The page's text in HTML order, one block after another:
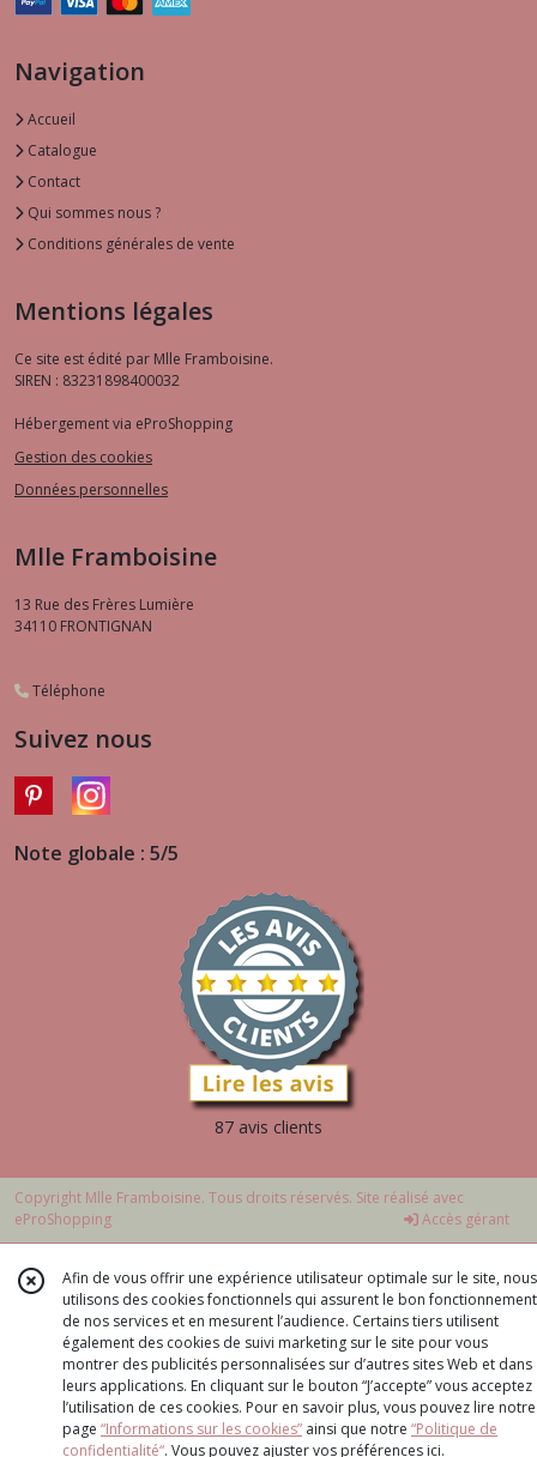
Navigation
Accueil
Catalogue
Contact
Qui sommes nous ?
Conditions générales de vente
Mentions légales
Ce site est édité par Mlle Framboisine.
SIREN : 83231898400032
Hébergement via eProShopping
Gestion des cookies
Données personnelles
Mlle Framboisine
13 Rue des Frères Lumière
34110 FRONTIGNAN
Téléphone
Suivez nous
Note globale : 5/5
87 avis clients
Copyright Mlle Framboisine. Tous droits réservés. Site réalisé avec
eProShopping
Accès gérant
Afin de vous offrir une expérience utilisateur optimale sur le site, nous
utilisons des cookies fonctionnels qui assurent le bon fonctionnement
de nos services et en mesurent l’audience. Certains tiers utilisent
également des cookies de suivi marketing sur le site pour vous
montrer des publicités personnalisées sur d’autres sites Web et dans
leurs applications. En cliquant sur le bouton “J’accepte” vous acceptez
l’utilisation de ces cookies. Pour en savoir plus, vous pouvez lire notre
page “Informations sur les cookies” ainsi que notre “Politique de
confidentialité“. Vous pouvez ajuster vos préférences ici.